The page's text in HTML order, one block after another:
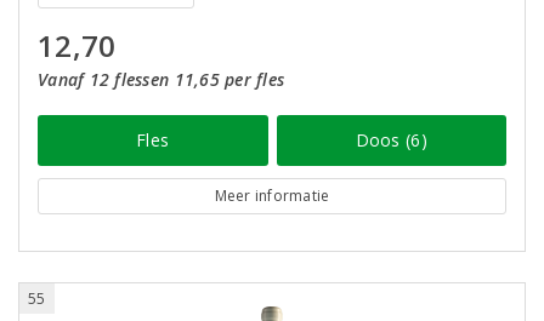
12,70
Vanaf 12 flessen 11,65 per fles
Fles Doos (6)
Meer informatie
55